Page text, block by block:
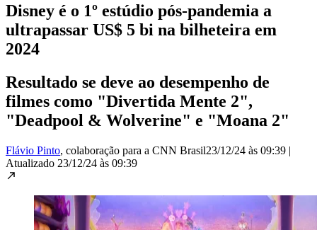
Disney é o 1º estúdio pós-pandemia a
ultrapassar US$ 5 bi na bilheteira em
2024
Resultado se deve ao desempenho de
filmes como "Divertida Mente 2",
"Deadpool & Wolverine" e "Moana 2"
Flávio Pinto, colaboração para a CNN Brasil23/12/24 às 09:39 |
Atualizado 23/12/24 às 09:39